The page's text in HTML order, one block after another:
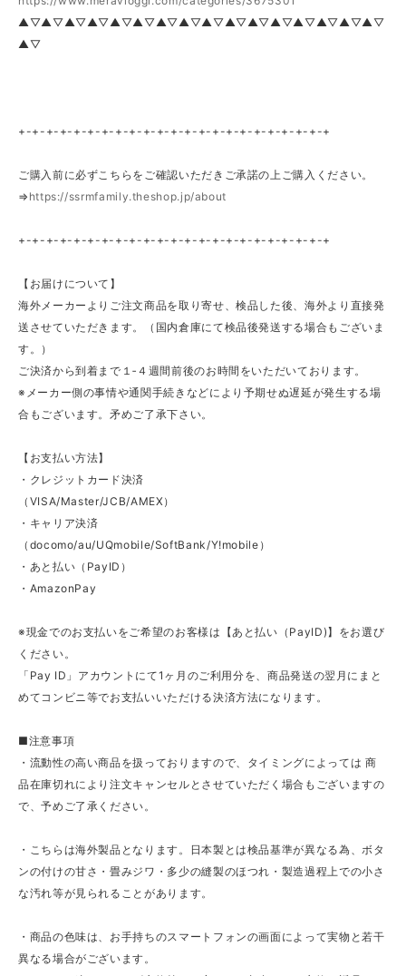
▲▽▲▽▲▽▲▽▲▽▲▽▲▽▲▽▲▽▲▽▲▽▲▽▲▽▲▽▲▽▲▽
▲▽
+-+-+-+-+-+-+-+-+-+-+-+-+-+-+-+-+-+-+-+-+-+-+
ご購入前に必ずこちらをご確認いただきご承諾の上ご購入ください。
⇒ https://ssrmfamily.theshop.jp/about
+-+-+-+-+-+-+-+-+-+-+-+-+-+-+-+-+-+-+-+-+-+-+
【お届けについて】
海外メーカーよりご注文商品を取り寄せ、検品した後、海外より直接発
送させていただきます。（国内倉庫にて検品後発送する場合もございま
す。）
ご決済から到着まで１‐４週間前後のお時間をいただいております。
※メーカー側の事情や通関手続きなどにより予期せぬ遅延が発生する場
合もございます。矛めご了承下さい。
【お支払い方法】
・クレジットカード決済
（VISA/Master/JCB/AMEX）
・キャリア決済
（docomo/au/UQmobile/SoftBank/Y!mobile）
・あと払い（PayID）
・AmazonPay
※現金でのお支払いをご希望のお客様は【あと払い（PayID)】をお選び
ください。
「Pay ID」アカウントにて1ヶ月のご利用分を、商品発送の翌月にまと
めてコンビニ等でお支払いいただける決済方法になります。
■注意事項
・流動性の高い商品を扱っておりますので、タイミングによっては 商
品在庫切れにより注文キャンセルとさせていただく場合もございますの
で、予めご了承ください。
・こちらは海外製品となります。日本製とは検品基準が異なる為、ボタ
ンの付けの甘さ・畳みジワ・多少の縫製のほつれ・製造過程上での小さ
な汚れ等が見られることがあります。
・商品の色味は、お手持ちのスマートフォンの画面によって実物と若干
異なる場合がございます。